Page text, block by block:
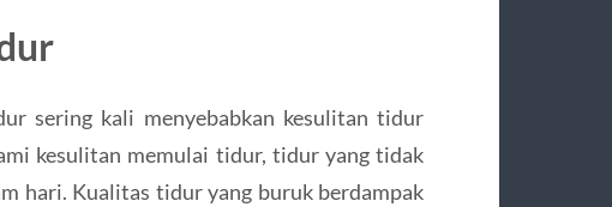
sering kali menyebabkan kesulitan tidur
kesulitan memulai tidur, tidur yang tidak
hari. Kualitas tidur yang buruk berdampak